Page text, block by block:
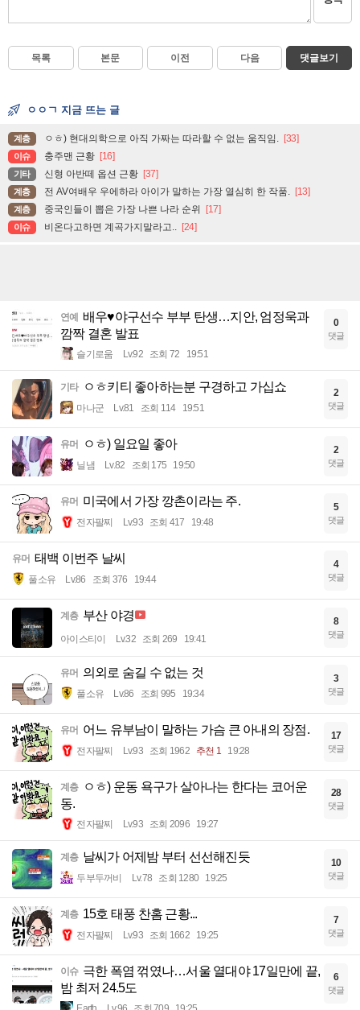
목록 본문 이전 다음 댓글보기
ㅇㅇㄱ 지금 뜨는 글
계층 ㅇㅎ) 현대의학으로 아직 가짜는 따라할 수 없는 움직임. [33]
이슈 충주맨 근황 [16]
기타 신형 아반떼 옵션 근황 [37]
계층 전 AV여배우 우에하라 아이가 말하는 가장 열심히 한 작품. [13]
계층 중국인들이 뽑은 가장 나쁜 나라 순위 [17]
이슈 비온다고하면 계곡가지말라고.. [24]
연예
배우♥야구선수 부부 탄생…지안, 엄정욱과
깜짝 결혼 발표
슬기로움 Lv.92 조회 72 19:51
0
댓글
기타 ㅇㅎ키티 좋아하는분 구경하고 가십쇼
마나군 Lv.81 조회 114 19:51
2
댓글
유머 ㅇㅎ) 일요일 좋아
닐냄 Lv.82 조회 175 19:50
2
댓글
유머 미국에서 가장 깡촌이라는 주.
전자팔찌 Lv.93 조회 417 19:48
5
댓글
유머 태백 이번주 날씨
풀소유 Lv.86 조회 376 19:44
4
댓글
계층 부산 야경
아이스티이 Lv.32 조회 269 19:41
8
댓글
유머 의외로 숨길 수 없는 것
풀소유 Lv.86 조회 995 19:34
3
댓글
유머 어느 유부남이 말하는 가슴 큰 아내의 장점.
전자팔찌 Lv.93 조회 1962 추천 1 19:28
17
댓글
계층
ㅇㅎ) 운동 욕구가 살아나는 한다는 코어운
동.
전자팔찌 Lv.93 조회 2096 19:27
28
댓글
계층 날씨가 어제밤 부터 선선해진듯
두부두꺼비 Lv.78 조회 1280 19:25
10
댓글
계층 15호 태풍 찬홈 근황...
전자팔찌 Lv.93 조회 1662 19:25
7
댓글
이슈 극한 폭염 꺾였나…서울 열대야 17일만에 끝,
밤 최저 24.5도
6
댓글